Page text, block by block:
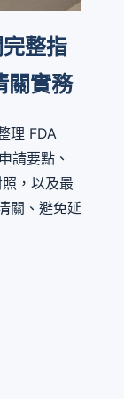
整指
關實務
理 FDA
請要點、
，以及最
關、避免延